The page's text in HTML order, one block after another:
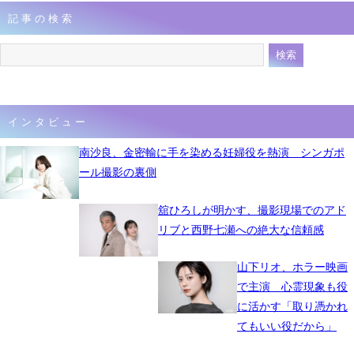
記事の検索
インタビュー
南沙良、金密輸に手を染める妊婦役を熱演 シンガポ
ール撮影の裏側
舘ひろしが明かす、撮影現場でのアド
リブと西野七瀬への絶大な信頼感
山下リオ、ホラー映画
で主演 心霊現象も役
に活かす「取り憑かれ
てもいい役だから」